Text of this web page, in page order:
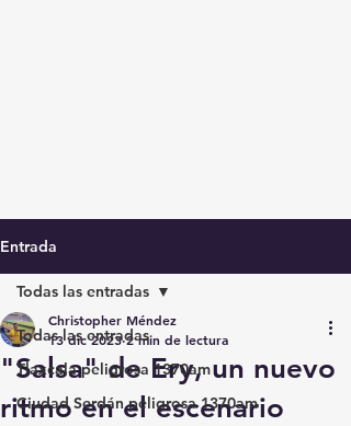
Entrada
Todas las entradas
Tlaxcala peligrosa 1370am
Ciudad Serdán peligrosa 1370am
Todas las entradas
"Salsa" de Ery, un nuevo
ritmo en el escenario
Christopher Méndez
13 dic 2023 2 min de lectura